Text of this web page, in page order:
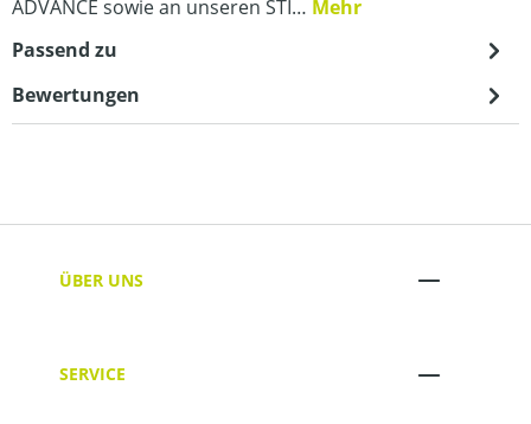
ADVANCE sowie an unseren STI… Mehr
Passend zu
Bewertungen
ÜBER UNS
SERVICE